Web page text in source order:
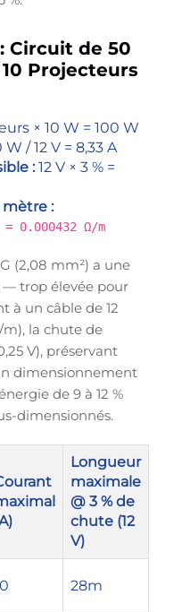
Circuit de 50
Projecteurs
× 10 W = 100 W
W / 12 V = 8,33 A
:12 V × 3 % =
mètre :
0.000432 Ω/m
(2,08 mm²) a une
trop élevée pour
à un câble de 12
m), la chute de
V), préservant
dimensionnement
de 9 à 12 %
dimensionnés.
Longueur
maximale
@ 3 % de
chute (12
V)
28m